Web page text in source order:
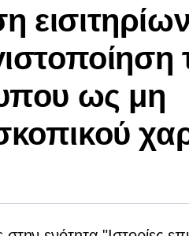
ως μη